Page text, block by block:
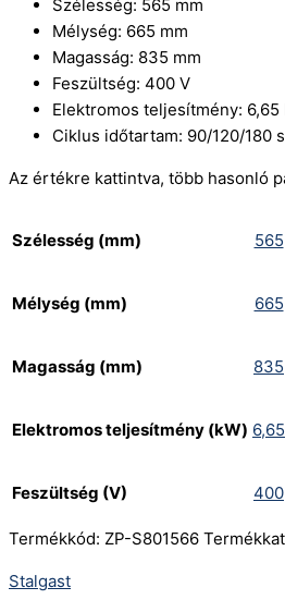
Szélesség: 565 mm
Mélység: 665 mm
Magasság: 835 mm
Feszültség: 400 V
Elektromos teljesítmény: 6,65
Ciklus időtartam: 90/120/180
Az értékre kattintva, több hasonló
Szélesség (mm) 565
Mélység (mm) 665
Magasság (mm) 835
Elektromos teljesítmény (kW) 6,65
Feszültség (V) 400
Termékkód: ZP-S801566
Stalgast